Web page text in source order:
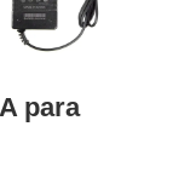
para